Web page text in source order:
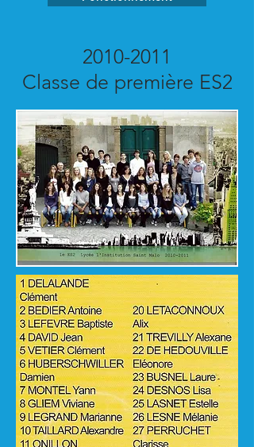
2010-2011
Classe de première ES2